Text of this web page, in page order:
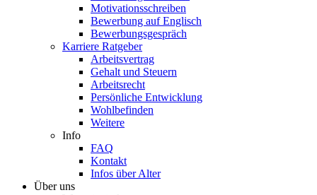
Motivationsschreiben
Bewerbung auf Englisch
Bewerbungsgespräch
Karriere Ratgeber
Arbeitsvertrag
Gehalt und Steuern
Arbeitsrecht
Persönliche Entwicklung
Wohlbefinden
Weitere
Info
FAQ
Kontakt
Infos über Alter
Über uns